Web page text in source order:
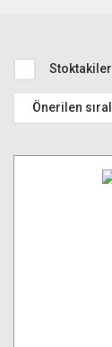
Stoktakiler